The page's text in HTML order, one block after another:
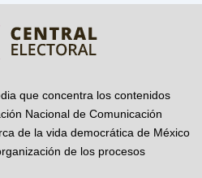
que concentra los contenidos
Nacional de Comunicación
de la vida democrática de México
de los procesos